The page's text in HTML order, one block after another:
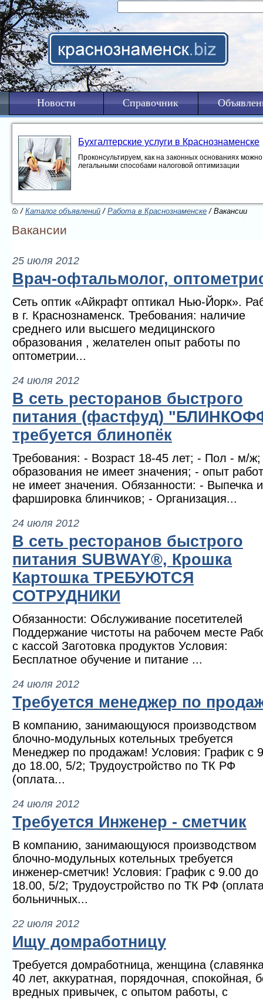
Новости Справочник
Бухгалтерские услуги в Краснознаменске
Проконсультируем, как на законных основаниях
легальными способами налоговой оптимизации
/Каталог объявлений/Работа в Краснознаменске/ Вакансии
Вакансии
25 июля 2012
Врач-офтальмолог,
Сеть оптик «Айкрафт оптикал Нью-Йорк».
в г. Краснознаменск. Требования: наличие
среднего или высшего медицинского
образования , желателен опыт работы по
оптометрии...
24 июля 2012
В сеть ресторанов быстрого
питания (фастфуд)
требуется блинопёк
Требования: - Возраст 18-45 лет; - Пол - м/
образования не имеет значения; - опыт
не имеет значения. Обязанности: - Выпечка и
фаршировка блинчиков; - Организация...
24 июля 2012
В сеть ресторанов быстрого
питания SUBWAY®‚ Крошка
Картошка ТРЕБУЮТСЯ
СОТРУДНИКИ
Обязанности: Обслуживание посетителей
Поддержание чистоты на рабочем месте
с кассой Заготовка продуктов Условия:
Бесплатное обучение и питание ...
24 июля 2012
Требуется менеджер по
В компанию, занимающуюся производством
блочно-модульных котельных требуется
Менеджер по продажам! Условия: График с
до 18.00, 5/2; Трудоустройство по ТК РФ
(оплата...
24 июля 2012
Требуется Инженер - сметчик
В компанию, занимающуюся производством
блочно-модульных котельных требуется
инженер-сметчик! Условия: График с 9.00 до
18.00, 5/2; Трудоустройство по ТК РФ
больничных...
22 июля 2012
Ищу домработницу
Требуется домработница, женщина
40 лет, аккуратная, порядочная, спокойная,
вредных привычек, с опытом работы, с